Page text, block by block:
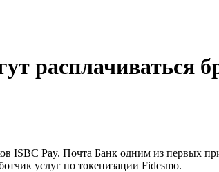
расплачиваться
ISBC Pay. Почта Банк одним из первых
услуг по токенизации Fidesmo.